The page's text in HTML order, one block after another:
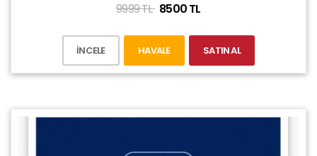
9999 TL8500 TL
İNCELE HAVALE SATIN AL